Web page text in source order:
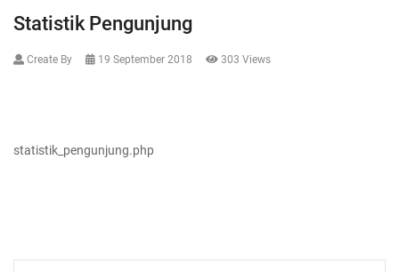
Statistik Pengunjung
Create By 19 September 2018 303 Views
statistik_pengunjung.php